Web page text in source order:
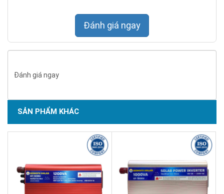
số hóa và đó là DC/AC sóng hình sin thực sự, sử dụng bộ pin
để tạo ra năng lượng và chuyển đổi thành đầu ra điện áp xoay
chiều. Đầu ra là sóng hình sin và nó có thể hoạt động thường ở
mức 0% -100% điều kiện tải. Công suất đột biến của nó có thể
tăng hơn gấp đôi, có thể áp dụng cho các loại tải khác nhau,
Đánh giá ngay
Đánh giá ngay
SẢN PHẨM KHÁC